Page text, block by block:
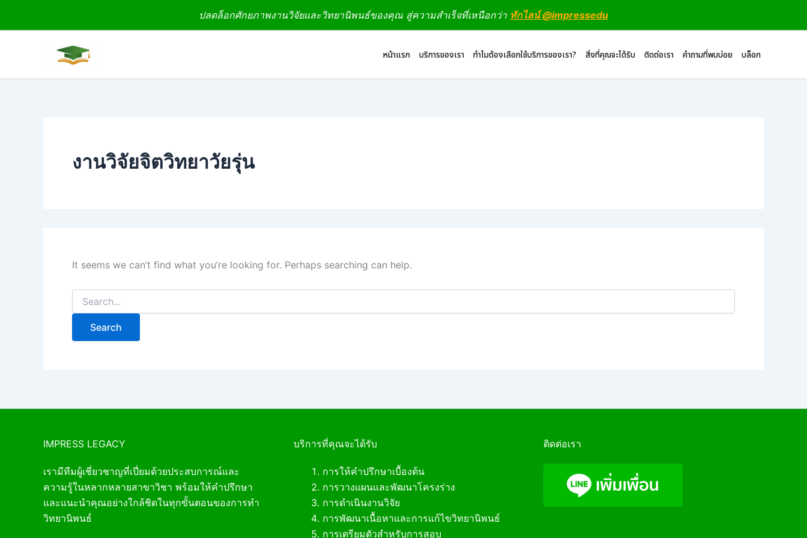
ปลดล็อกศักยภาพงานวิจัยและวิทยานิพนธ์ของคุณ สู่ความสำเร็จที่เหนือกว่า ทักไลน์ @impressedu
หน้าแรก บริการของเรา ทำไมต้องเลือกใช้บริการของเรา? สิ่งที่คุณจะได้รับ ติดต่อเรา คำถามที่พบบ่อย บล็อก
งานวิจัยจิตวิทยาวัยรุ่น
It seems we can’t find what you’re looking for. Perhaps searching can help.
IMPRESS LEGACY
เรามีทีมผู้เชี่ยวชาญที่เปี่ยมด้วยประสบการณ์และ
ความรู้ในหลากหลายสาขาวิชา พร้อมให้คำปรึกษา
และแนะนำคุณอย่างใกล้ชิดในทุกขั้นตอนของการทำ
วิทยานิพนธ์
บริการที่คุณจะได้รับ
การให้คำปรึกษาเบื้องต้น
การวางแผนและพัฒนาโครงร่าง
การดำเนินงานวิจัย
การพัฒนาเนื้อหาและการแก้ไขวิทยานิพนธ์
การเตรียมตัวสำหรับการสอบ
ติดต่อเรา